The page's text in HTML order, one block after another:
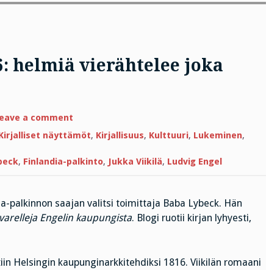
helmiä vierähtelee joka
a commenton
2016:
helmiä
joka
kappaleesta
näyttämöt, Kirjallisuus, Kulttuuri, Lukeminen,
, Finlandia-palkinto, Jukka Viikilä, Ludvig Engel
palkinnon saajan valitsi toimittaja Baba Lybeck. Hän
Engelin kaupungista. Blogi ruotii kirjan lyhyesti,
Helsingin kaupunginarkkitehdiksi 1816. Viikilän romaani